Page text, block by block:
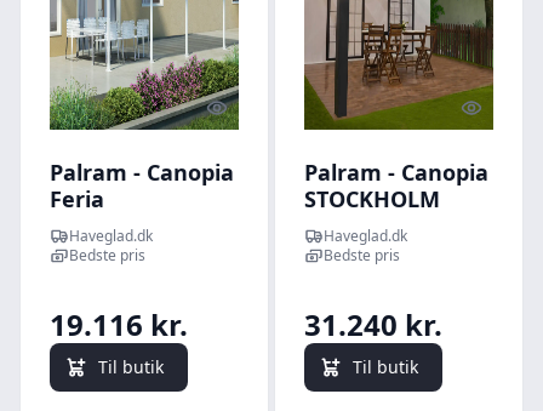
Quick look
Palram - Canopia
Feria
terrasseoverdækning
sampak 21,6 m2, hvid
Haveglad.dk
Bedste pris
19.116 kr.
Til butik
Quick
Palram - Canopia
STOCKHOLM
terrasseoverdækning
3,4x5,2m antracitgrå
Haveglad.dk
Bedste pris
31.240 kr.
Til butik